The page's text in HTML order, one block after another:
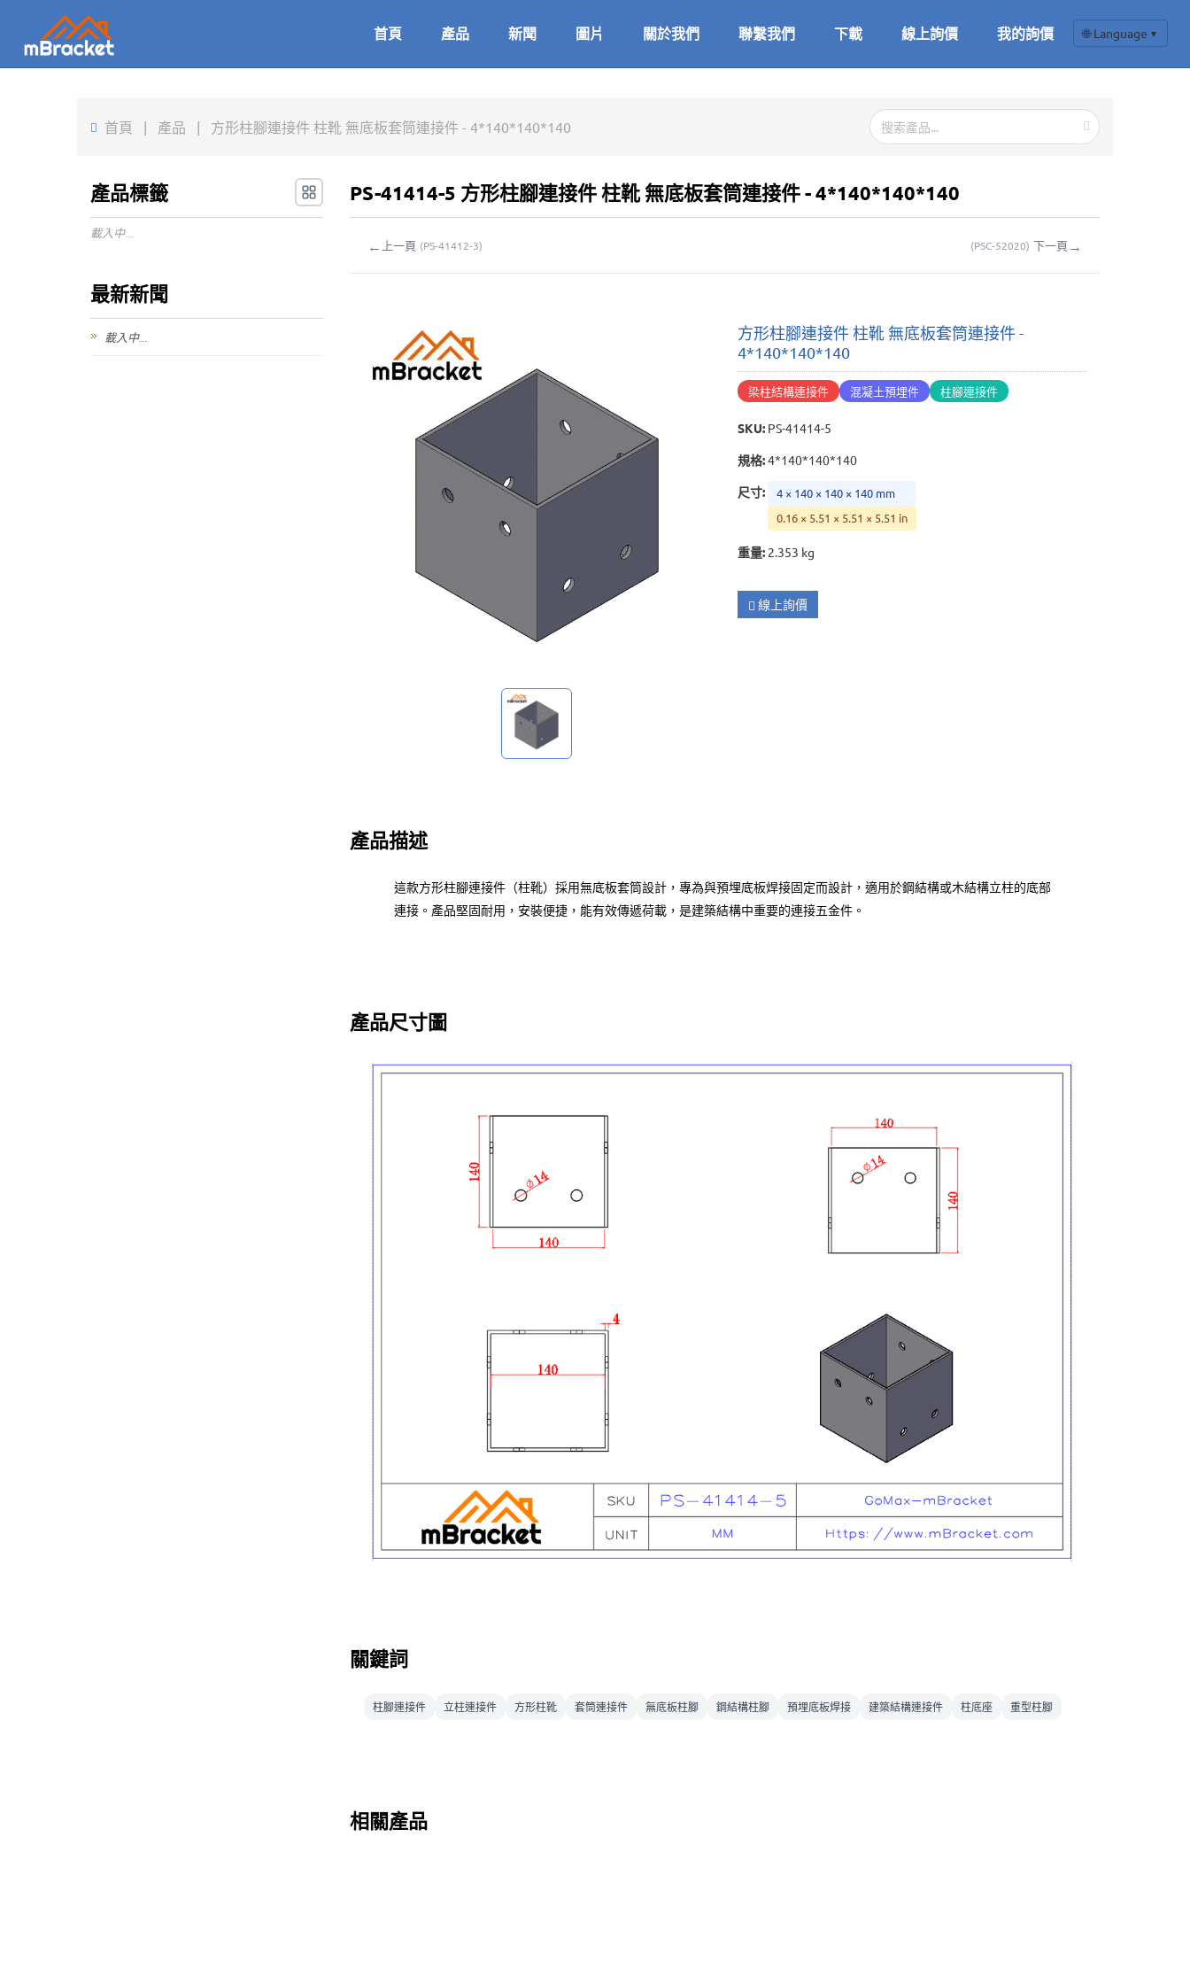
首頁 產品 新聞 圖片 關於我們 聯繫我們 下載 線上詢價 我的詢價 🌐 Language ▼
首頁 | 產品 | 方形柱腳連接件 柱靴 無底板套筒連接件 - 4*140*140*140
PS-41414-5 方形柱腳連接件 柱靴 無底板套筒連接件 - 4*140*140*140
← 上一頁 (PS-41412-3) (PSC-52020) 下一頁 →
方形柱腳連接件 柱靴 無底板套筒連接件 -
4*140*140*140
梁柱結構連接件 混凝土預埋件 柱腳連接件
SKU: PS-41414-5
規格:4*140*140*140
尺寸:
4 × 140 × 140 × 140 mm
0.16 × 5.51 × 5.51 × 5.51 in
重量: 2.353 kg
線上詢價
產品描述
這款方形柱腳連接件（柱靴）採用無底板套筒設計，專為與預埋底板焊接固定而設計，適用於鋼結構或木結構立柱的底部
連接。產品堅固耐用，安裝便捷，能有效傳遞荷載，是建築結構中重要的連接五金件。
產品尺寸圖
關鍵詞
柱腳連接件 立柱連接件 方形柱靴 套筒連接件 無底板柱腳 鋼結構柱腳 預埋底板焊接 建築結構連接件 柱底座 重型柱腳
相關產品
產品標籤
載入中...
最新新聞
載入中...